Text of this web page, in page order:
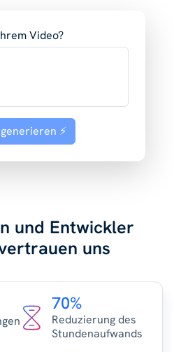
Video?
⚡️
und Entwickler
uns
70%
Reduzierung des
Stundenaufwands